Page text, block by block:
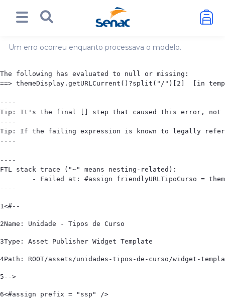
Um erro ocorreu enquanto processava o modelo.
The following has evaluated to null or missing:
==> themeDisplay.getURLCurrent()?split("/")[2]  [in
----
Tip: It's the final [] step that caused this error, not
----
Tip: If the failing expression is known to legally refer to
----
----
FTL stack trace ("~" means nesting-related):
----
1<#--
2Name: Unidade - Tipos de Curso
3Type: Asset Publisher Widget Template
4Path: ROOT/assets/unidades-tipos-de-curso/widget-
5 -->
6<#assign prefix = "ssp" />